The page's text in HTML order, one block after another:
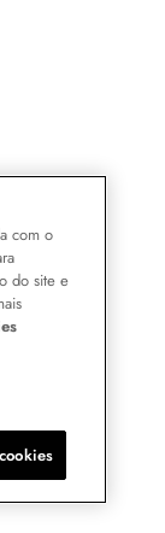
com o
do site e